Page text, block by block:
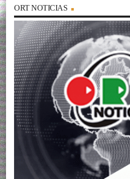
ORT NOTICIAS